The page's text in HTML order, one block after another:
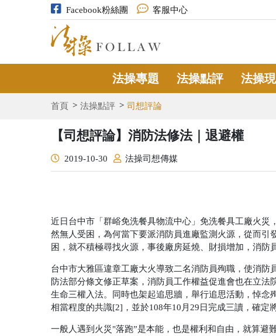
Facebook粉絲團 客服中心
法操專題 法操點評 法操
首頁 法操點評 司想評論
【司想評論】消防法修法｜退避權
2019-10-30 法操司想傳媒
近日台中市「群峪免洗餐具物流中心」免洗餐具工廠火
然無人受困，為何當下要派消防員進廠監測火源，從而
困，就不積極尋找火源，事後廠房延燒、財損增加，消防
台中市大雅區違章工廠大火導致二名消防員殉職，使消防
防法部分條文修正草案，消防員工作權益促進會也在立
生命三權入法。同時也架起追思牆，舉行追思活動，悼
相當程度的共識[2] ，並於108年10 月 29日完成三讀，確定
一般人遇到火災"落跑”是本能，也是權利和自由，就算避